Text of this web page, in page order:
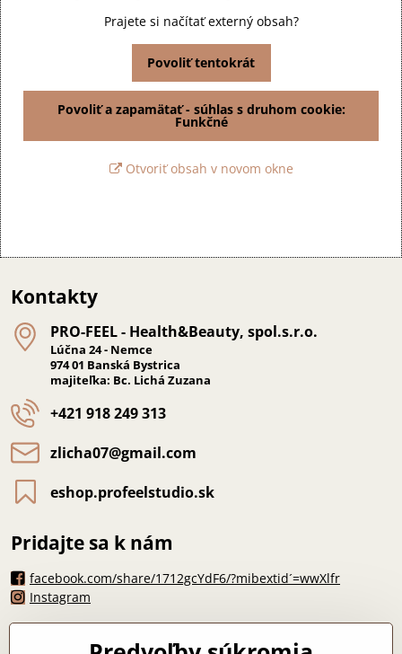
Prajete si načítať externý obsah?
Povoliť tentokrát
Povoliť a zapamätať - súhlas s druhom cookie:
Funkčné
Otvoriť obsah v novom okne
Kontakty
PRO-FEEL - Health&Beauty, spol​.s​.r​.o​.
Lúčna 24 - Nemce
974 01 Banská Bystrica
majiteľka: Bc. Lichá Zuzana
+421 918 249 313
zlicha07​@gmail​.com
eshop​.profeelstudio​.sk
Pridajte sa k nám
facebook.com/share/1712gcYdF6/?mibextid´=wwXlfr
Instagram
Máte otázku?